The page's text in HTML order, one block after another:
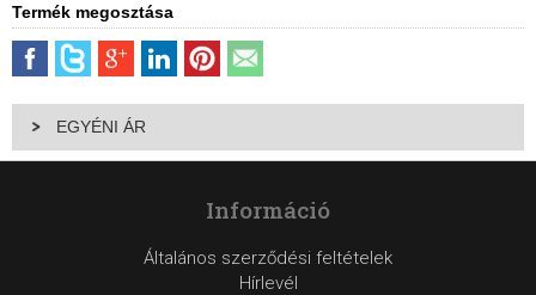
Termék megosztása
EGYÉNI ÁR
Információ
Általános szerződési feltételek
Hírlevél